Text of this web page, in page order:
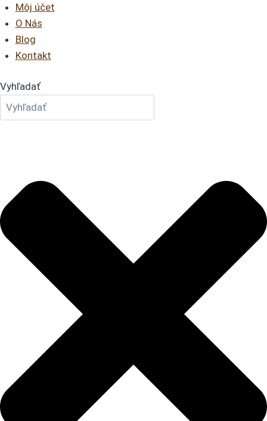
Môj účet
O Nás
Blog
Kontakt
Vyhľadať